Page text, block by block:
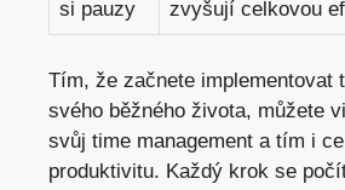
si pauzy
zvyšují celkovou
Tím, že začnete implementovat
svého běžného života, můžete
svůj time management a tím i
produktivitu. Každý krok se